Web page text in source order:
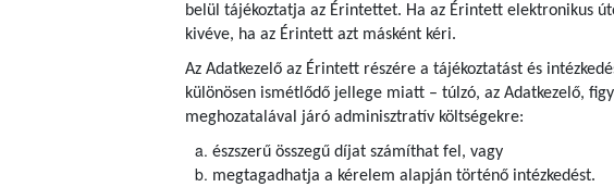
belül tájékoztatja az Érintettet. Ha az Érintett elektronikus
kivéve, ha az Érintett azt másként kéri.
Az Adatkezelő az Érintett részére a tájékoztatást és
különösen ismétlődő jellege miatt – túlzó, az Adatkezelő,
meghozatalával járó adminisztratív költségekre:
észszerű összegű díjat számíthat fel, vagy
megtagadhatja a kérelem alapján történő intézkedést.